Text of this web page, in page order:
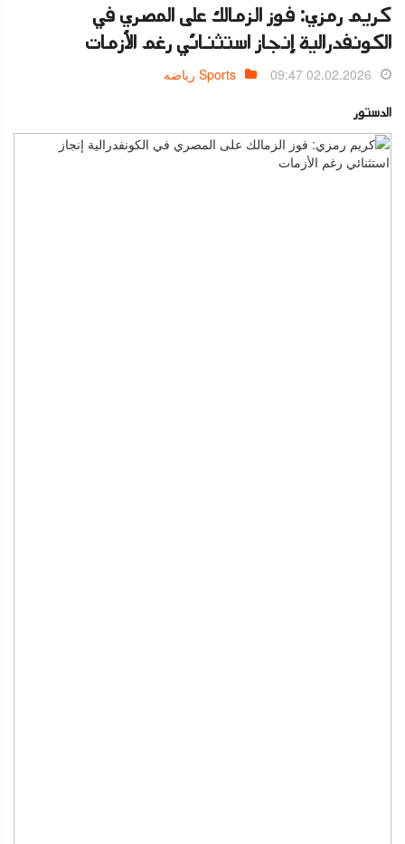
كريم رمزي: فوز الزمالك على المصري في
الكونفدرالية إنجاز استثنائي رغم الأزمات
02.02.2026 09:47 Sports رياضه
الدستور